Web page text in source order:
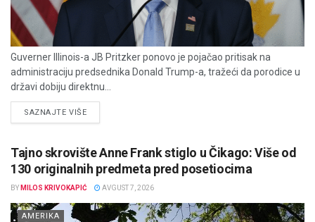
Guverner Illinois-a JB Pritzker ponovo je pojačao pritisak na
administraciju predsednika Donald Trump-a, tražeći da porodice u
državi dobiju direktnu...
SAZNAJTE VIŠEDETAILS
Tajno skrovište Anne Frank stiglo u Čikago: Više od
130 originalnih predmeta pred posetiocima
BY MILOS KRIVOKAPIĆ AVGUST 7, 2026
AMERIKA